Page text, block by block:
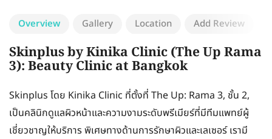
Overview Gallery Location Add Review
Skinplus by Kinika Clinic (The Up Rama
3): Beauty Clinic at Bangkok
Skinplus โดย Kinika Clinic ที่ตั้งที่ The Up: Rama 3, ชั้น 2,
เป็นคลินิกดูแลผิวหน้าและความงามระดับพรีเมียร์ที่มีทีมแพทย์ผู้
เชี่ยวชาญให้บริการ พิเศษทางด้านการรักษาผิวและเลเซอร์ เรามี